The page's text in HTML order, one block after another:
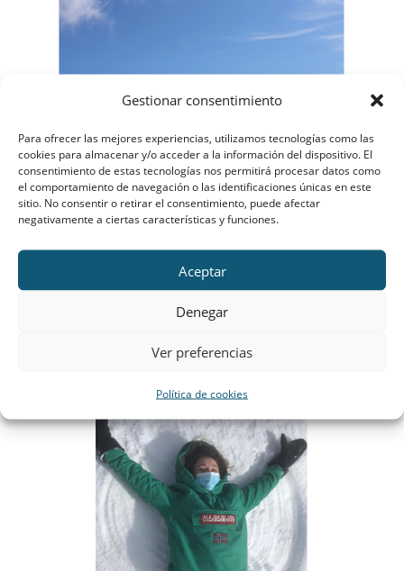
Gestionar consentimiento
Para ofrecer las mejores experiencias, utilizamos tecnologías como las
cookies para almacenar y/o acceder a la información del dispositivo. El
consentimiento de estas tecnologías nos permitirá procesar datos como
el comportamiento de navegación o las identificaciones únicas en este
sitio. No consentir o retirar el consentimiento, puede afectar
negativamente a ciertas características y funciones.
Aceptar
Denegar
Ver preferencias
Política de cookies
alguna niña atrevida se revolcó para hacer
ángeles y sacar una sonrisa a sus amigas.